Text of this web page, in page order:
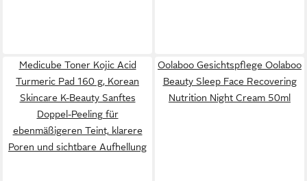
Medicube Toner Kojic Acid
Turmeric Pad 160 g, Korean
Skincare K-Beauty Sanftes
Doppel-Peeling für
ebenmäßigeren Teint, klarere
Poren und sichtbare Aufhellung
Oolaboo Gesichtspflege Oolaboo
Beauty Sleep Face Recovering
Nutrition Night Cream 50ml